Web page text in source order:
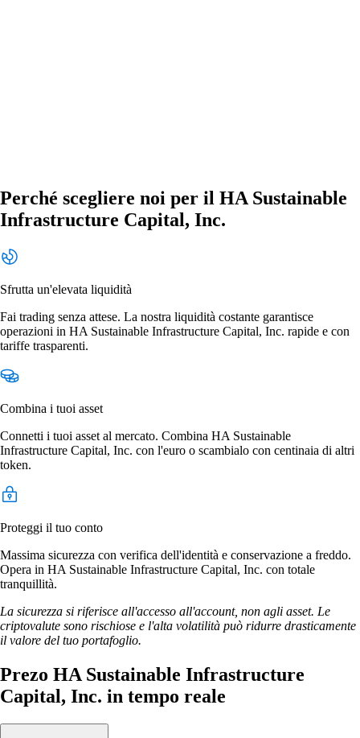
Perché scegliere noi per il HA Sustainable
Infrastructure Capital, Inc.
Sfrutta un'elevata liquidità
Fai trading senza attese. La nostra liquidità costante garantisce
operazioni in HA Sustainable Infrastructure Capital, Inc. rapide e con
tariffe trasparenti.
Combina i tuoi asset
Connetti i tuoi asset al mercato. Combina HA Sustainable
Infrastructure Capital, Inc. con l'euro o scambialo con centinaia di altri
token.
Proteggi il tuo conto
Massima sicurezza con verifica dell'identità e conservazione a freddo.
Opera in HA Sustainable Infrastructure Capital, Inc. con totale
tranquillità.
La sicurezza si riferisce all'accesso all'account, non agli asset. Le
criptovalute sono rischiose e l'alta volatilità può ridurre drasticamente
il valore del tuo portafoglio.
Prezo HA Sustainable Infrastructure
Capital, Inc. in tempo reale